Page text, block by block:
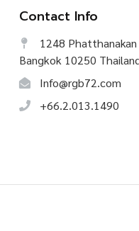
Contact Info
1248 Phatthanakan
Bangkok 10250
Info@rgb72.com
+66.2.013.1490